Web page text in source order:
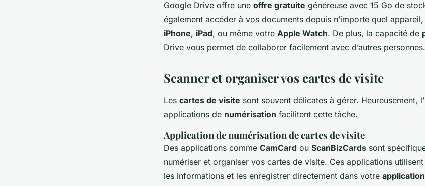
Google Drive offre une offre gratuite généreuse avec 15 Go de
également accéder à vos documents depuis n’importe quel appareil,
iPhone, iPad, ou même votre Apple Watch. De plus, la capacité de
Drive vous permet de collaborer facilement avec d’autres personnes.
Scanner et organiser vos cartes de visite
Les cartes de visite sont souvent délicates à gérer. Heureusement,
applications de numérisation facilitent cette tâche.
Application de numérisation de cartes de visite
Des applications comme CamCard ou ScanBizCards sont
numériser et organiser vos cartes de visite. Ces applications utilisent
les informations et les enregistrer directement dans votre